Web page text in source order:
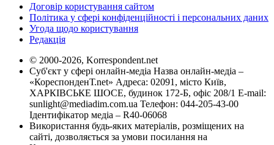
Договір користування сайтом
Політика у сфері конфіденційності і персональних даних
Угода щодо користування
Редакція
© 2000-2026, Korrespondent.net
Суб'єкт у сфері онлайн-медіа Назва онлайн-медіа –
«КореспонденТ.net» Адреса: 02091, місто Київ,
ХАРКІВСЬКЕ ШОСЕ, будинок 172-Б, офіс 208/1 E-mail:
sunlight@mediadim.com.ua Телефон: 044-205-43-00
Ідентифікатор медіа – R40-06068
Використання будь-яких матеріалів, розміщених на
сайті, дозволяється за умови посилання на